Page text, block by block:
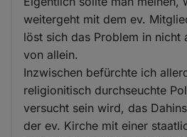
weitergeht mit dem ev.
löst sich das Problem in nicht
von allein.
Inzwischen befürchte ich
religionitisch durchseuchte
versucht sein wird, das
der ev. Kirche mit einer